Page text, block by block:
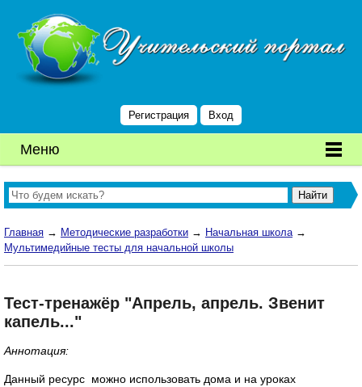
Регистрация Вход
Меню
Главная → Методические разработки → Начальная школа→
Мультимедийные тесты для начальной школы
Тест-тренажёр "Апрель, апрель. Звенит
капель..."
Аннотация:
Данный ресурс можно использовать дома и на уроках